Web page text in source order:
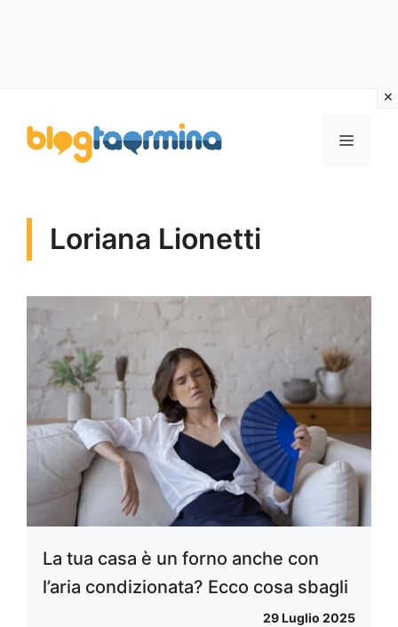
contenuto
MENU
Loriana Lionetti
La tua casa è un forno anche con
l’aria condizionata? Ecco cosa sbagli
29 Luglio 2025